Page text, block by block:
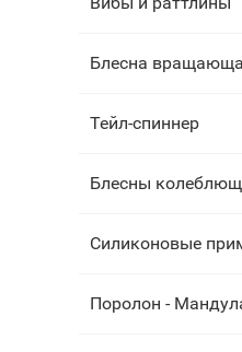
Блесна
Тейл-спиннер
Блесны
Силиконовые
Поролон -